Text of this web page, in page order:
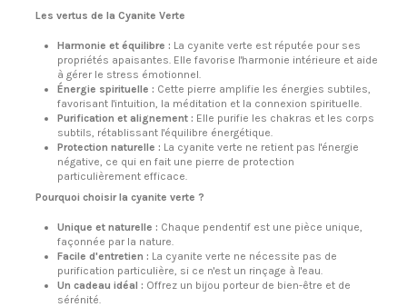
Les vertus de la Cyanite Verte
Harmonie et équilibre : La cyanite verte est réputée pour ses
propriétés apaisantes. Elle favorise l'harmonie intérieure et aide
à gérer le stress émotionnel.
Énergie spirituelle : Cette pierre amplifie les énergies subtiles,
favorisant l'intuition, la méditation et la connexion spirituelle.
Purification et alignement : Elle purifie les chakras et les corps
subtils, rétablissant l'équilibre énergétique.
Protection naturelle : La cyanite verte ne retient pas l'énergie
négative, ce qui en fait une pierre de protection
particulièrement efficace.
Pourquoi choisir la cyanite verte ?
Unique et naturelle : Chaque pendentif est une pièce unique,
façonnée par la nature.
Facile d'entretien : La cyanite verte ne nécessite pas de
purification particulière, si ce n'est un rinçage à l'eau.
Un cadeau idéal : Offrez un bijou porteur de bien-être et de
sérénité.